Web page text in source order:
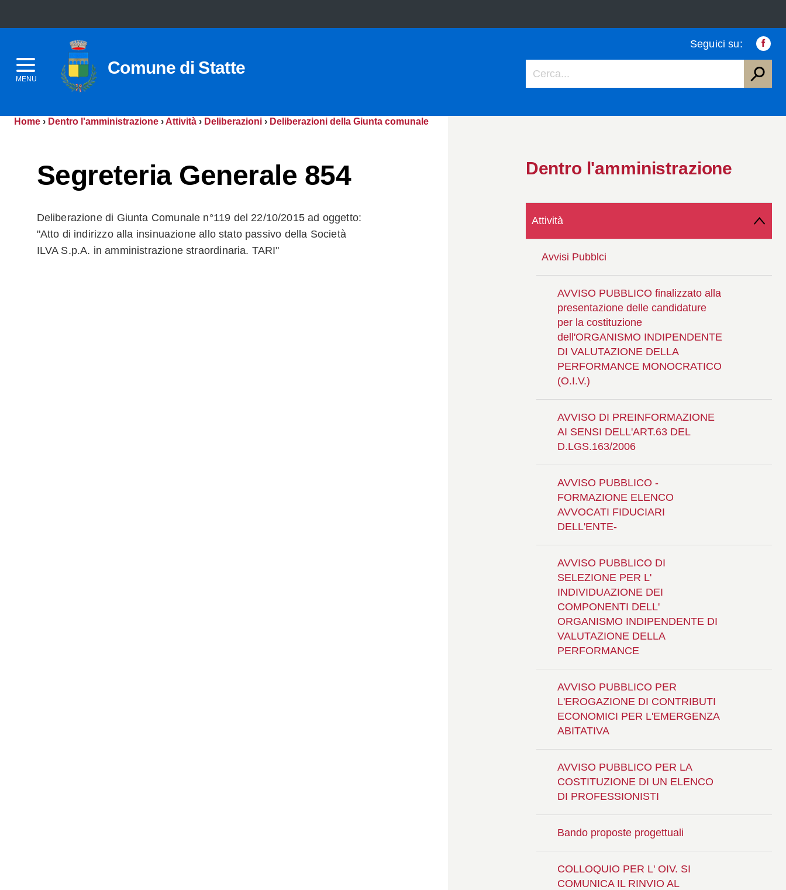
MENU
Comune di Statte
Seguici su:
Home › Dentro l'amministrazione › Attività › Deliberazioni › Deliberazioni della Giunta comunale
Segreteria Generale 854
Deliberazione di Giunta Comunale n°119 del 22/10/2015 ad oggetto:
"Atto di indirizzo alla insinuazione allo stato passivo della Società
ILVA S.p.A. in amministrazione straordinaria. TARI"
Dentro l'amministrazione
Attività
Avvisi Pubblci
AVVISO PUBBLICO finalizzato alla
presentazione delle candidature
per la costituzione
dell'ORGANISMO INDIPENDENTE
DI VALUTAZIONE DELLA
PERFORMANCE MONOCRATICO
(O.I.V.)
AVVISO DI PREINFORMAZIONE
AI SENSI DELL'ART.63 DEL
D.LGS.163/2006
AVVISO PUBBLICO -
FORMAZIONE ELENCO
AVVOCATI FIDUCIARI
DELL'ENTE-
AVVISO PUBBLICO DI
SELEZIONE PER L'
INDIVIDUAZIONE DEI
COMPONENTI DELL'
ORGANISMO INDIPENDENTE DI
VALUTAZIONE DELLA
PERFORMANCE
AVVISO PUBBLICO PER
L'EROGAZIONE DI CONTRIBUTI
ECONOMICI PER L'EMERGENZA
ABITATIVA
AVVISO PUBBLICO PER LA
COSTITUZIONE DI UN ELENCO
DI PROFESSIONISTI
Bando proposte progettuali
COLLOQUIO PER L' OIV. SI
COMUNICA IL RINVIO AL